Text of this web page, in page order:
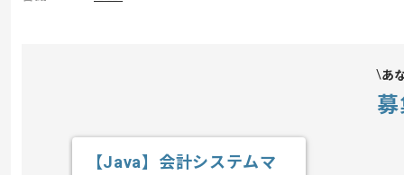
あ
【Java】会計システムマ